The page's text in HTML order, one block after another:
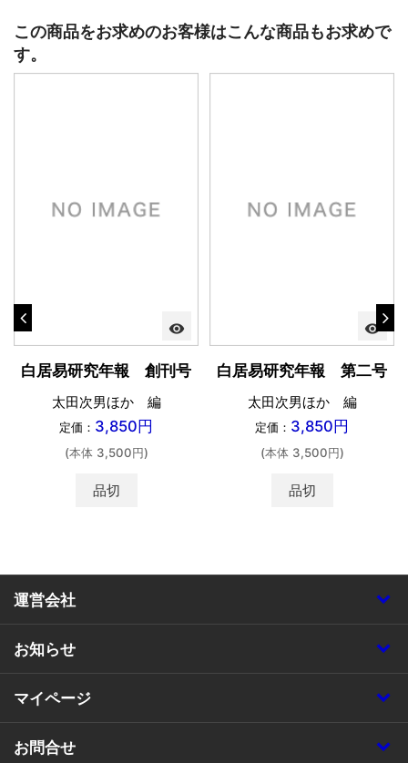
この商品をお求めのお客様はこんな商品もお求めで
す。
visibility
白居易研究年報 創刊号
太田次男ほか 編
定価： 3,850円
(本体 3,500円)
品切
visibility
白居易研究年報 第二号
太田次男ほか 編
定価： 3,850円
(本体 3,500円)
品切
運営会社
お知らせ
マイページ
お問合せ